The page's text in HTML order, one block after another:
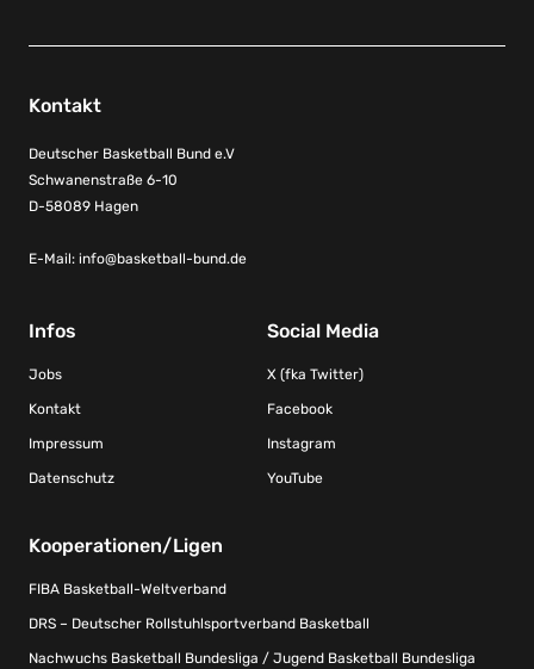
Kontakt
Deutscher Basketball Bund e.V
Schwanenstraße 6-10
D-58089 Hagen
E-Mail: info@basketball-bund.de
Infos
Jobs
Kontakt
Impressum
Datenschutz
Social Media
X (fka Twitter)
Facebook
Instagram
YouTube
Kooperationen/Ligen
FIBA Basketball-Weltverband
DRS – Deutscher Rollstuhlsportverband Basketball
Nachwuchs Basketball Bundesliga / Jugend Basketball Bundesliga